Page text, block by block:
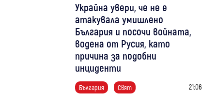
Украйна увери, че не е
атакувала умишлено
България и посочи войната,
водена от Русия, като
причина за подобни
инциденти
България Свят 21:06